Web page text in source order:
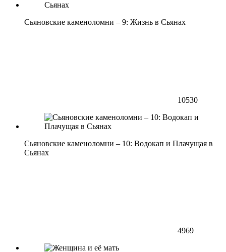
Сьяновские каменоломни – 9: Жизнь в Сьянах
10530
Сьяновские каменоломни – 10: Водокап и Плачущая в
Сьянах
4969